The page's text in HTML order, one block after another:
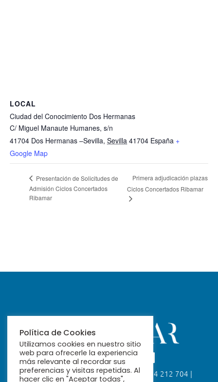
LOCAL
Ciudad del Conocimiento Dos Hermanas
C/ Miguel Manaute Humanes, s/n
41704 Dos Hermanas –Sevilla, Sevilla 41704 España +
Google Map
Presentación de Solicitudes de
Admisión Ciclos Concertados
Ribamar
Primera adjudicación plazas
Ciclos Concertados Ribamar
Calle Fabiola, 26. 41004 Sevilla | 954 212 704 |
Política de Cookies
Utilizamos cookies en nuestro sitio
web para ofrecerle la experiencia
más relevante al recordar sus
preferencias y visitas repetidas. Al
hacer clic en "Aceptar todas",